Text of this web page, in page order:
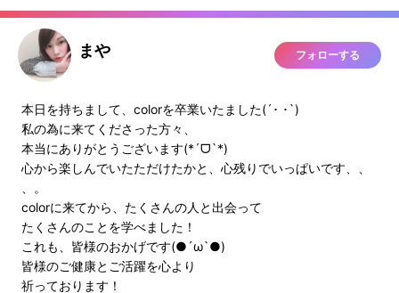
まや フォローする
本日を持ちまして、colorを卒業いたました(´･ ･`)
私の為に来てくださった方々、
本当にありがとうございます(*´ᗜ`*)
心から楽しんでいたただけたかと、心残りでいっぱいです、、
、。
colorに来てから、たくさんの人と出会って
たくさんのことを学べました！
これも、皆様のおかげです(●´ω`●)
皆様のご健康とご活躍を心より
祈っております！